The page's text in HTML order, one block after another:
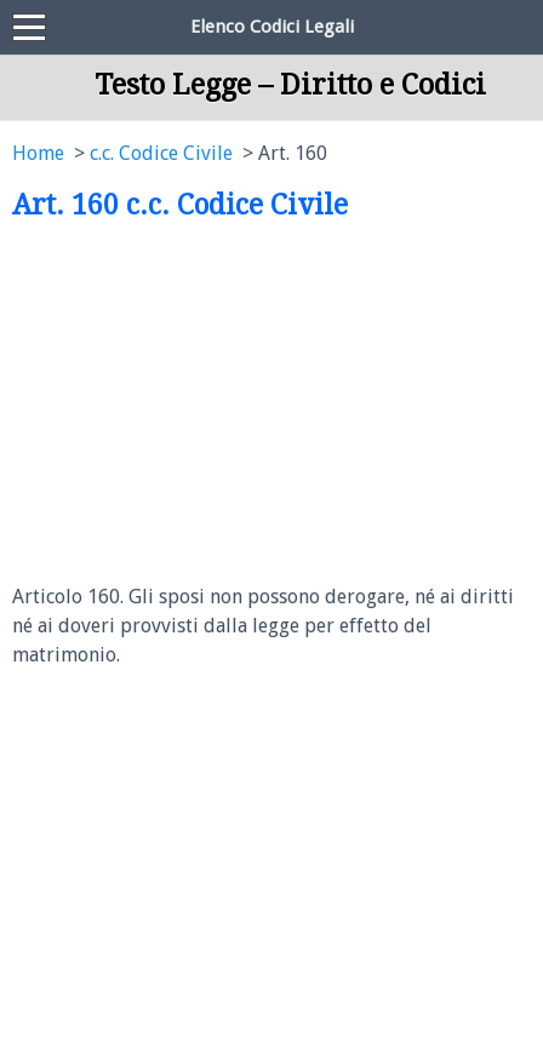
Elenco Codici Legali
Testo Legge – Diritto e Codici
Home c.c. Codice Civile Art. 160
Art. 160 c.c. Codice Civile
Articolo 160. Gli sposi non possono derogare, né ai diritti
né ai doveri provvisti dalla legge per effetto del
matrimonio.